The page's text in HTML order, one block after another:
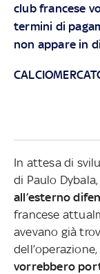
club francese
termini di
non appare in
In attesa di
di Paulo Dybala,
all’esterno
francese
avevano già
vorrebbero